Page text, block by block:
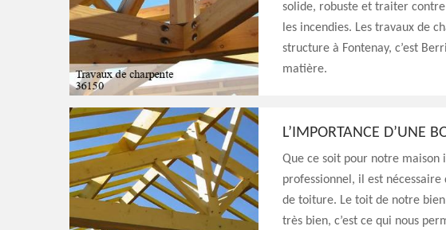
solide, robuste et traiter
les incendies. Les travaux de
structure à Fontenay, c’est
matière.
L’IMPORTANCE D’UNE
Que ce soit pour notre
professionnel, il est nécessaire
de toiture. Le toit de notre
très bien, c’est ce qui nous